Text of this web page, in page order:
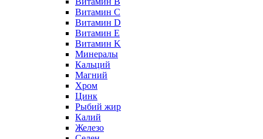
Витамин C
Витамин D
Витамин E
Витамин K
Минералы
Кальций
Магний
Хром
Цинк
Рыбий жир
Калий
Железо